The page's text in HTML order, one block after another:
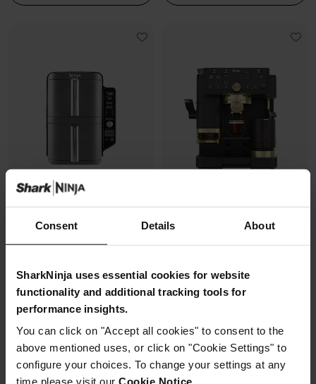
Consent Details About
SharkNinja uses essential cookies for website
functionality and additional tracking tools for
performance insights.
You can click on "Accept all cookies" to consent to the
above mentioned uses, or click on "Cookie Settings" to
configure your choices. To change your settings at any
time please visit our Cookie Notice
Air Fryer Ninja DoubleStack XL,
verticale, 9.5L, 6-en-1
2 zones de cuisson
superposées
large
Machine à café semi-
automatique Ninja Luxe Café
Modèle: ES771EUBK
4.3 (392)
automatique
Recommandation de finesse
de mouture
Broyeur et balance intégrés